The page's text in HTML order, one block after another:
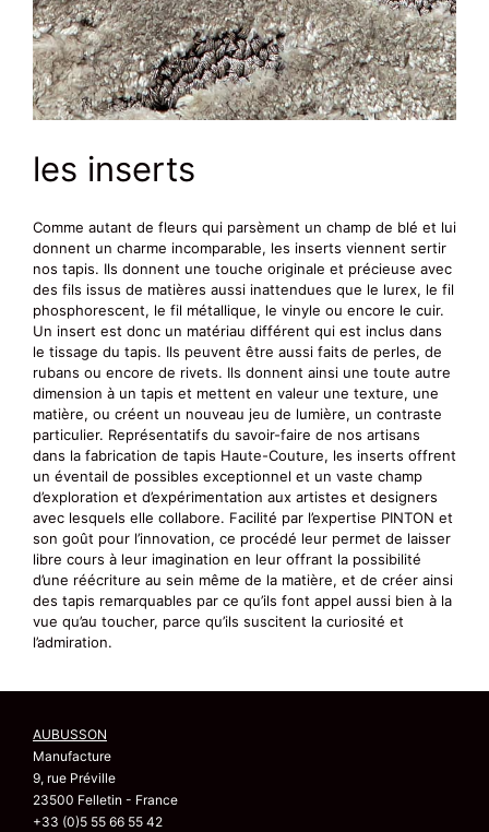
les inserts
Comme autant de fleurs qui parsèment un champ de blé et lui
donnent un charme incomparable, les inserts viennent sertir
nos tapis. Ils donnent une touche originale et précieuse avec
des fils issus de matières aussi inattendues que le lurex, le fil
phosphorescent, le fil métallique, le vinyle ou encore le cuir.
Un insert est donc un matériau différent qui est inclus dans
le tissage du tapis. Ils peuvent être aussi faits de perles, de
rubans ou encore de rivets. Ils donnent ainsi une toute autre
dimension à un tapis et mettent en valeur une texture, une
matière, ou créent un nouveau jeu de lumière, un contraste
particulier. Représentatifs du savoir-faire de nos artisans
dans la fabrication de tapis Haute-Couture, les inserts offrent
un éventail de possibles exceptionnel et un vaste champ
d’exploration et d’expérimentation aux artistes et designers
avec lesquels elle collabore. Facilité par l’expertise PINTON et
son goût pour l’innovation, ce procédé leur permet de laisser
libre cours à leur imagination en leur offrant la possibilité
d’une réécriture au sein même de la matière, et de créer ainsi
des tapis remarquables par ce qu’ils font appel aussi bien à la
vue qu’au toucher, parce qu’ils suscitent la curiosité et
l’admiration.
AUBUSSON
Manufacture
9, rue Préville
23500 Felletin - France
+33 (0)5 55 66 55 42